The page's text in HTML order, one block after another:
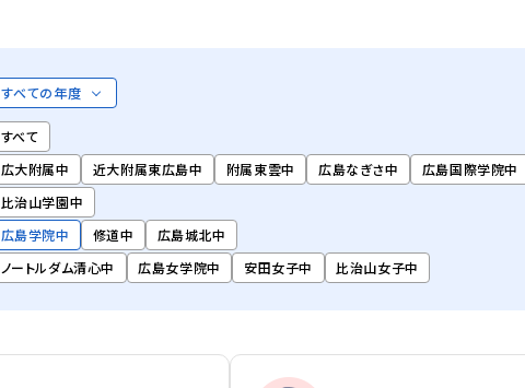
すべて
広大附属中 近大附属東広島中 附属東雲中 広島なぎさ中 広島国際学院中
比治山学園中
広島学院中 修道中 広島城北中
ノートルダム清心中 広島女学院中 安田女子中 比治山女子中